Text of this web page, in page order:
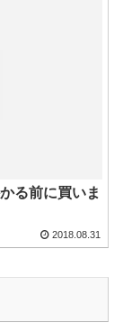
る前に買いま
2018.08.31